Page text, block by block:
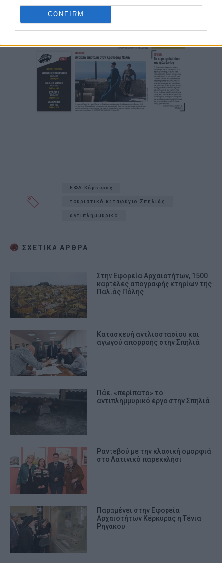
CONFIRM
ΕΦΑ Κέρκυρας
τουριστικό καταφύγιο Σπηλιάς
αντιπλημμυρικό
ΣΧΕΤΙΚA AΡΘΡΑ
Στην Εφορεία Αρχαιοτήτων, 1500
καρτέλες απογραφής κτηρίων της
Παλιάς Πόλης
Κατασκευή αντλιοστασίου και
αγωγού απορροής στην Σπηλιά
Πάει «περίπατο» το
αντιπλημμυρικό έργο στην Σπηλιά
Ραντεβού με την κλασική ομορφιά
στο Λατινικό παρεκκλήσι
Παραμένει στην Εφορεία
Αρχαιοτήτων Κέρκυρας η Τένια
Ρηγάκου